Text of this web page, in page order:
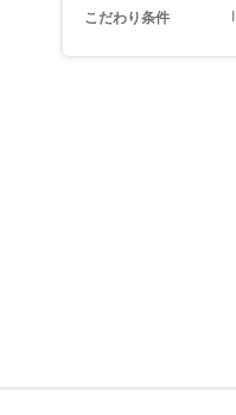
こだわり条件